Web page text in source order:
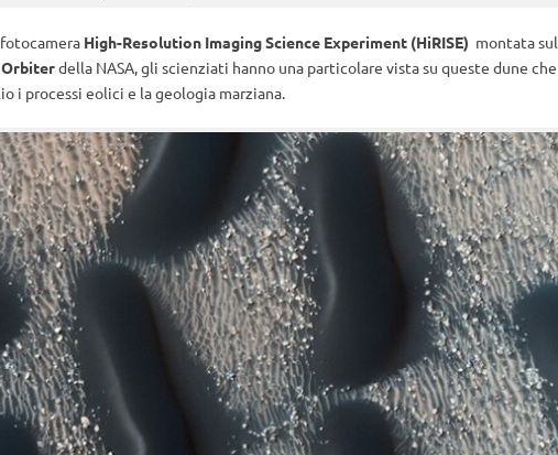
High-Resolution Imaging Science Experiment (HiRISE) montata sul
Orbiterdella NASA, gli scienziati hanno una particolare vista su queste dune che
i processi eolici e la geologia marziana.